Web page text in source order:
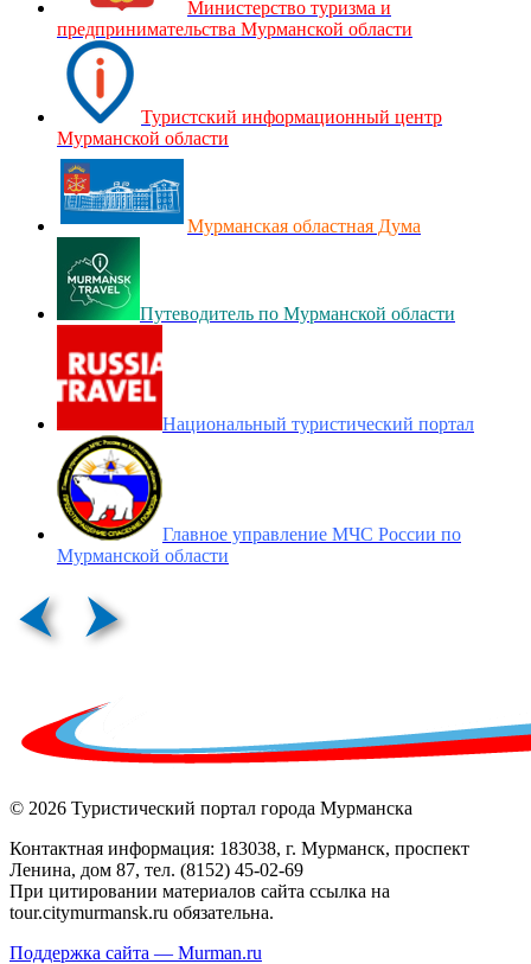
Министерство туризма и
предпринимательства Мурманской области
Туристский информационный центр
Мурманской области
Мурманская областная Дума
Путеводитель по Мурманской области
Национальный туристический портал
Главное управление МЧС России по
Мурманской области
© 2026 Туристический портал города Мурманска
Контактная информация: 183038, г. Мурманск, проспект
Ленина, дом 87, тел. (8152) 45-02-69
При цитировании материалов сайта ссылка на
tour.citymurmansk.ru обязательна.
Поддержка сайта — Murman.ru